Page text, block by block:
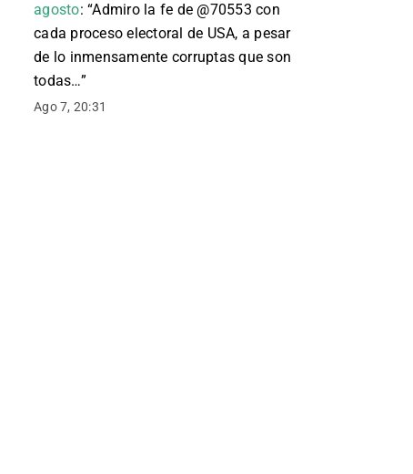
agosto: “Admiro la fe de @70553 con
cada proceso electoral de USA, a pesar
de lo inmensamente corruptas que son
todas…”
Ago 7, 20:31